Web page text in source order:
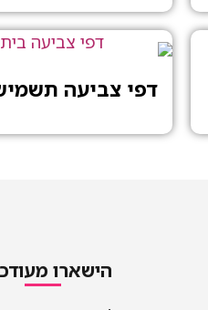
דפי צביעה
הישארו